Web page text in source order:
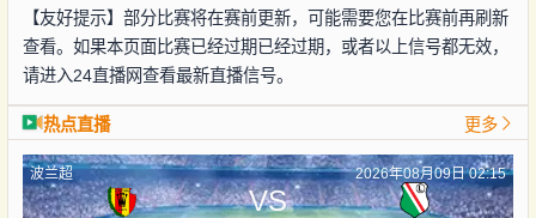
【友好提示】部分比赛将在赛前更新，可能需要您在比赛前再刷新
查看。如果本页面比赛已经过期已经过期，或者以上信号都无效，
请进入24直播网查看最新直播信号。
热点直播 更多
波兰超 2026年08月09日 02:15
VS